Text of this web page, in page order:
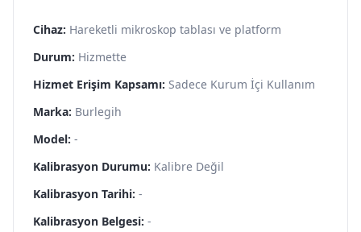
Cihaz: Hareketli mikroskop tablası ve platform
Durum: Hizmette
Hizmet Erişim Kapsamı: Sadece Kurum İçi Kullanım
Marka: Burlegih
Model: -
Kalibrasyon Durumu: Kalibre Değil
Kalibrasyon Tarihi: -
Kalibrasyon Belgesi: -